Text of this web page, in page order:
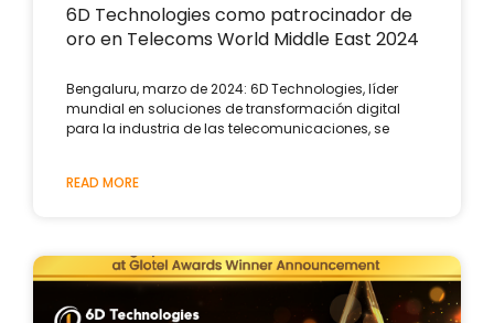
6D Technologies como patrocinador de
oro en Telecoms World Middle East 2024
Bengaluru, marzo de 2024: 6D Technologies, líder
mundial en soluciones de transformación digital
para la industria de las telecomunicaciones, se
READ MORE